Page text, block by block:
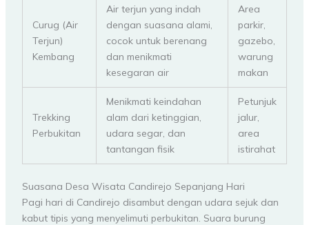
Curug (Air
Terjun)
Kembang
Air terjun yang indah
dengan suasana alami,
cocok untuk berenang
dan menikmati
kesegaran air
Area
parkir,
gazebo,
warung
makan
Trekking
Perbukitan
Menikmati keindahan
alam dari ketinggian,
udara segar, dan
tantangan fisik
Petunjuk
jalur,
area
istirahat
Suasana Desa Wisata Candirejo Sepanjang Hari
Pagi hari di Candirejo disambut dengan udara sejuk dan
kabut tipis yang menyelimuti perbukitan. Suara burung